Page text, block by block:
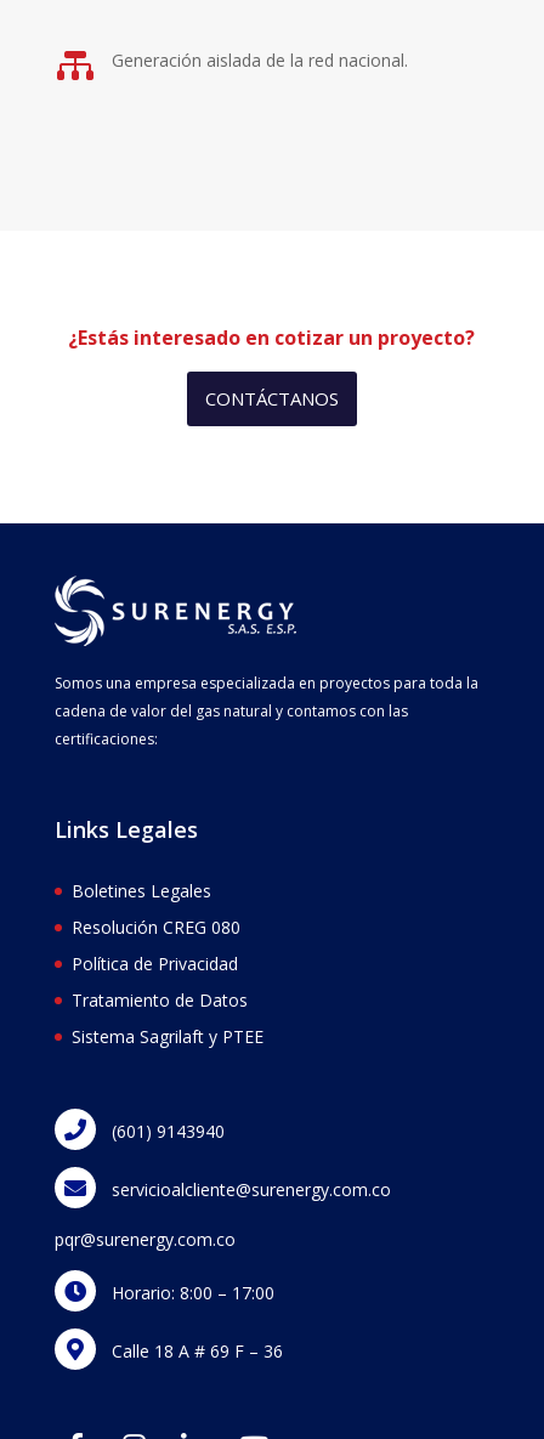
 Generación aislada de la red nacional.
¿Estás interesado en cotizar un proyecto?
CONTÁCTANOS
Somos una empresa especializada en proyectos para toda la
cadena de valor del gas natural y contamos con las
certificaciones:
Links Legales
Boletines Legales
Resolución CREG 080
Política de Privacidad
Tratamiento de Datos
Sistema Sagrilaft y PTEE
(601) 9143940
servicioalcliente@surenergy.com.co
pqr@surenergy.com.co
Horario: 8:00 – 17:00
Calle 18 A # 69 F – 36